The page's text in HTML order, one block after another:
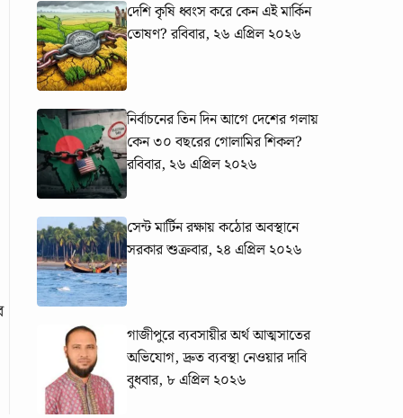
দেশি কৃষি ধ্বংস করে কেন এই মার্কিন
তোষণ? রবিবার, ২৬ এপ্রিল ২০২৬
নির্বাচনের তিন দিন আগে দেশের গলায়
কেন ৩০ বছরের গোলামির শিকল?
রবিবার, ২৬ এপ্রিল ২০২৬
সেন্ট মার্টিন রক্ষায় কঠোর অবস্থানে
সরকারশুক্রবার, ২৪ এপ্রিল ২০২৬
গাজীপুরে ব্যবসায়ীর অর্থ আত্মসাতের
অভিযোগ, দ্রুত ব্যবস্থা নেওয়ার দাবি
বুধবার, ৮ এপ্রিল ২০২৬